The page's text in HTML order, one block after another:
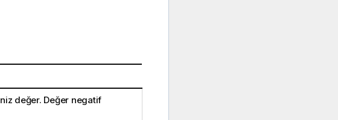
değer. Değer negatif